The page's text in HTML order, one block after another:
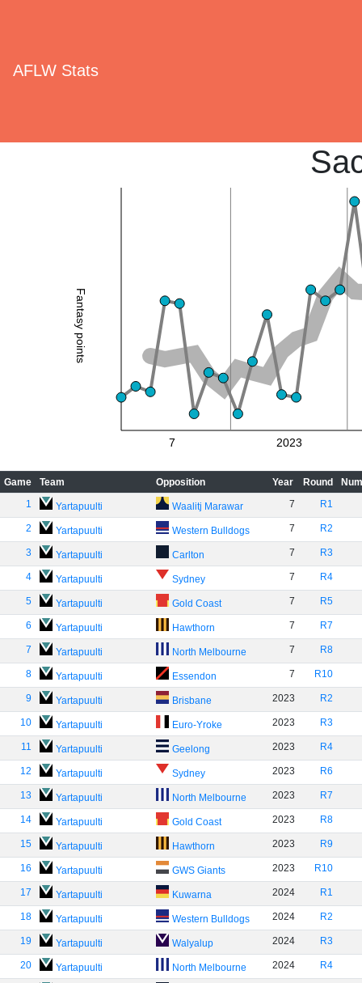
AFLW Stats
Fantasy points
7 2023
Game Team Opposition Year Round
1
Yartapuulti Waalitj Marawar 7 R1
2 Yartapuulti Western Bulldogs 7 R2
3 Yartapuulti Carlton 7 R3
4 Yartapuulti Sydney 7 R4
5 Yartapuulti Gold Coast 7 R5
6 Yartapuulti Hawthorn 7 R7
7 Yartapuulti North Melbourne 7 R8
8 Yartapuulti Essendon 7 R10
9 Yartapuulti Brisbane 2023 R2
10 Yartapuulti Euro-Yroke 2023 R3
11 Yartapuulti Geelong 2023 R4
12 Yartapuulti Sydney 2023 R6
13 Yartapuulti North Melbourne 2023 R7
14 Yartapuulti Gold Coast 2023 R8
15 Yartapuulti Hawthorn 2023 R9
16 Yartapuulti GWS Giants 2023 R10
17 Yartapuulti Kuwarna 2024 R1
18 Yartapuulti Western Bulldogs 2024 R2
19 Yartapuulti Walyalup 2024 R3
20 Yartapuulti North Melbourne 2024 R4